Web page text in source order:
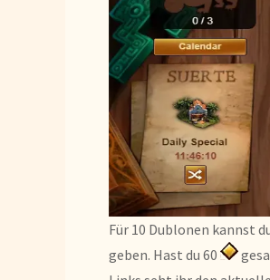
Für 10 Dublonen kannst
geben. Hast du 60